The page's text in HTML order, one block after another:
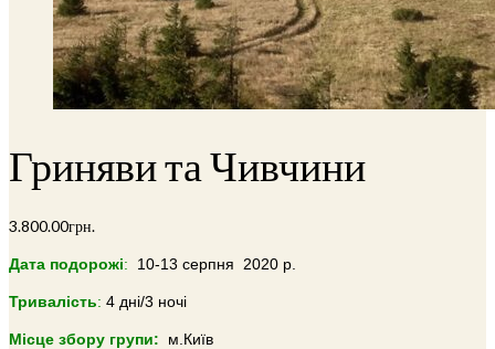
Гриняви та Чивчини
3.800.00грн.
Дата подорожі: 10-13 серпня 2020 р.
Тривалiсть: 4 дні/3 ночі
Місце збору групи: м.Київ